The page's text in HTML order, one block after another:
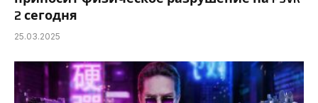
2 сегодня
25.03.2025